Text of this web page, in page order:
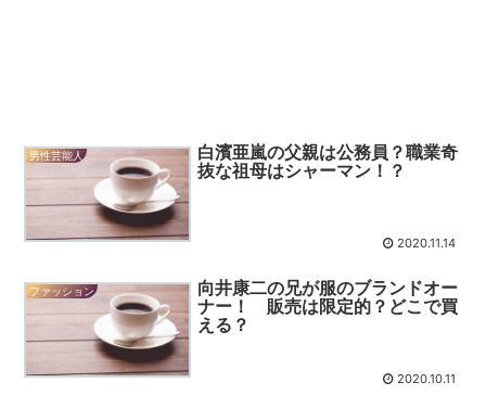
男性芸能人
白濱亜嵐の父親は公務員？職業奇
抜な祖母はシャーマン！？
2020.11.14
ファッション
向井康二の兄が服のブランドオー
ナー！ 販売は限定的？どこで買
える？
2020.10.11